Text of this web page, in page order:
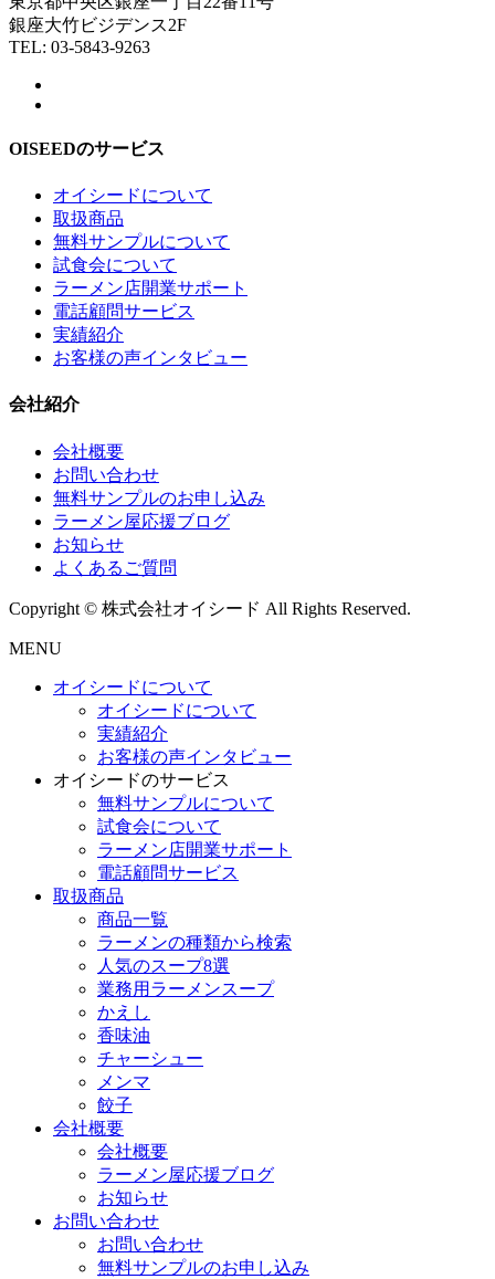
銀座大竹ビジデンス2F
TEL: 03-5843-9263
OISEEDのサービス
オイシードについて
取扱商品
無料サンプルについて
試食会について
ラーメン店開業サポート
電話顧問サービス
実績紹介
お客様の声インタビュー
会社紹介
会社概要
お問い合わせ
無料サンプルのお申し込み
ラーメン屋応援ブログ
お知らせ
よくあるご質問
Copyright © 株式会社オイシード All Rights Reserved.
MENU
オイシードについて
オイシードについて
実績紹介
お客様の声インタビュー
オイシードのサービス
無料サンプルについて
試食会について
ラーメン店開業サポート
電話顧問サービス
取扱商品
商品一覧
ラーメンの種類から検索
人気のスープ8選
業務用ラーメンスープ
かえし
香味油
チャーシュー
メンマ
餃子
会社概要
会社概要
ラーメン屋応援ブログ
お知らせ
お問い合わせ
お問い合わせ
無料サンプルのお申し込み